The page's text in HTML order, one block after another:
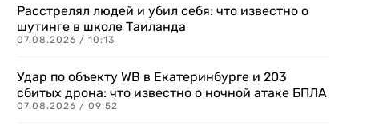
Расстрелял людей и убил себя: что известно о
шутинге в школе Таиланда
07.08.2026 / 10:13
Удар по объекту WB в Екатеринбурге и 203
сбитых дрона: что известно о ночной атаке БПЛА
07.08.2026 / 09:52